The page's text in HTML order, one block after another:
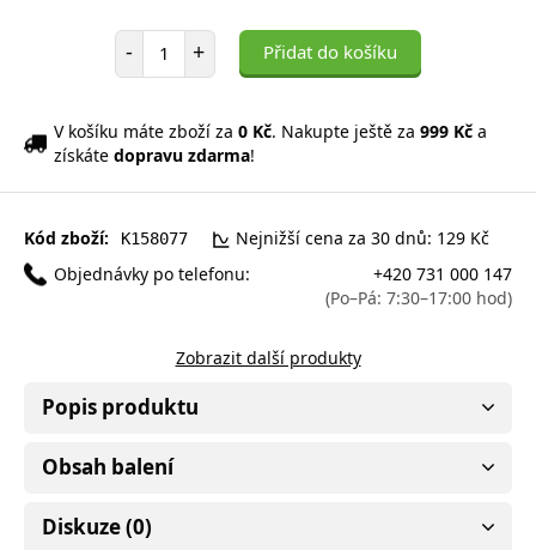
- Počet položek
+ Přidat do košíku
V košíku máte zboží za 0 Kč. Nakupte ještě za 999 Kč a
získáte dopravu zdarma!
Kód zboží: K158077
Nejnižší cena za 30 dnů: 129 Kč
Objednávky po telefonu:
+420 731 000 147
(Po–Pá: 7:30–17:00 hod)
Zobrazit další produkty
Popis produktu
Obsah balení
Diskuze (0)